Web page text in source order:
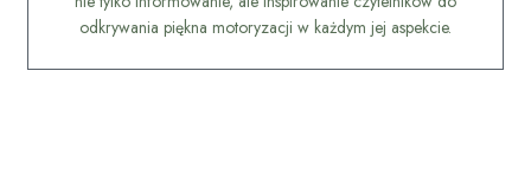
odkrywania piękna motoryzacji w każdym jej aspekcie.